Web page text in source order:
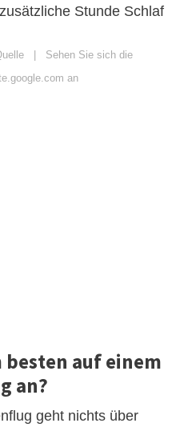
Stunde Schlaf
| Sehen Sie sich die
an
besten auf einem
an?
geht nichts über